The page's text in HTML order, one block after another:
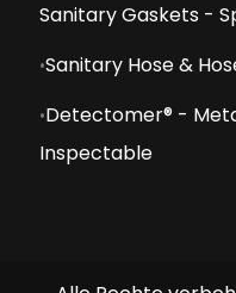
Sanitary Gaskets -
Sanitary Hose &
Detectomer® -
Inspectable